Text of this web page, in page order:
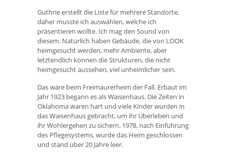
Guthrie erstellt die Liste für mehrere Standorte,
daher musste ich auswählen, welche ich
präsentieren wollte. Ich mag den Sound von
diesem. Natürlich haben Gebäude, die von LOOK
heimgesucht werden, mehr Ambiente, aber
letztendlich können die Strukturen, die nicht
heimgesucht aussehen, viel unheimlicher sein.
Das wäre beim Freimaurerheim der Fall. Erbaut im
Jahr 1923 begann es als Waisenhaus. Die Zeiten in
Oklahoma waren hart und viele Kinder wurden in
das Waisenhaus gebracht, um ihr Überleben und
ihr Wohlergehen zu sichern. 1978, nach Einführung
des Pflegesystems, wurde das Heim geschlossen
und stand über 20 Jahre leer.